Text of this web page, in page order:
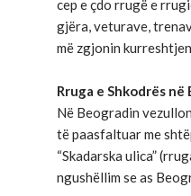
cep e çdo rrugë e
gjëra, veturave,
më zgjonin
Rruga e Shkodrës në
Në Beogradin
të paasfaltuar me
“Skadarska ulica”
ngushëllim se as